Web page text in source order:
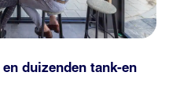
en duizenden tank-en